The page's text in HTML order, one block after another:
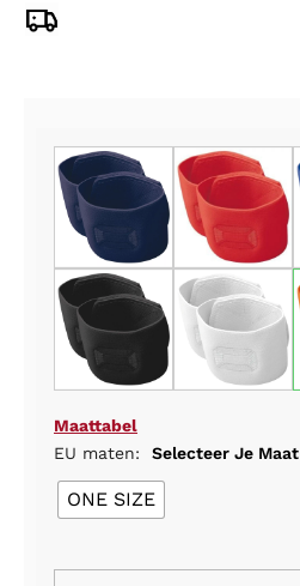
Maattabel
EU maten:
Selecteer Je Maat
ONE SIZE